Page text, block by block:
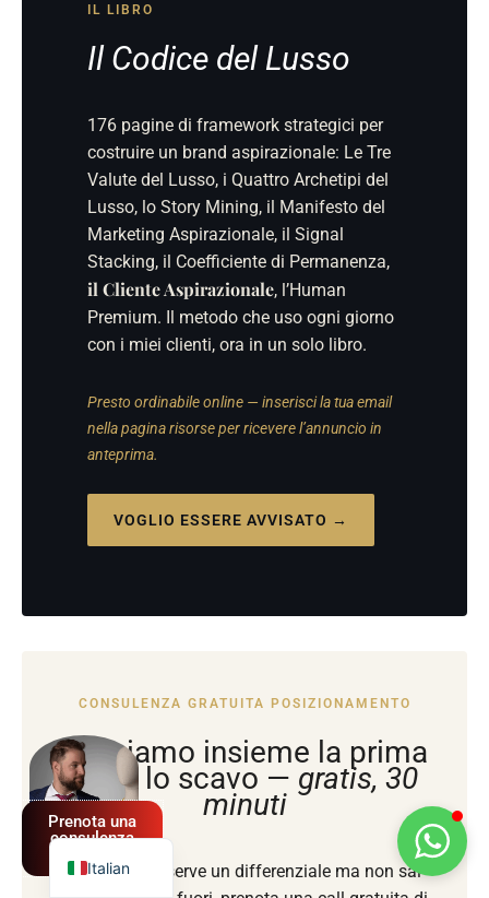
IL LIBRO
Il Codice del Lusso
176 pagine di framework strategici per
costruire un brand aspirazionale: Le Tre
Valute del Lusso, i Quattro Archetipi del
Lusso, lo Story Mining, il Manifesto del
Marketing Aspirazionale, il Signal
Stacking, il Coefficiente di Permanenza,
il Cliente Aspirazionale, l’Human
Premium. Il metodo che uso ogni giorno
con i miei clienti, ora in un solo libro.
Presto ordinabile online — inserisci la tua email
nella pagina risorse per ricevere l’annuncio in
anteprima.
VOGLIO ESSERE AVVISATO →
CONSULENZA GRATUITA POSIZIONAMENTO
Facciamo insieme la prima
fase, lo scavo — gratis, 30
minuti
Se sai che ti serve un differenziale ma non sai
Italian
English
French
German
Prenota una
consulenza